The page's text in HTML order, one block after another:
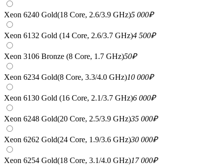
Xeon 6240 Gold(18 Core, 2.6/3.9 GHz)5 000₽
Xeon 6132 Gold (14 Core, 2.6/3.7 GHz)4 500₽
Xeon 3106 Bronze (8 Core, 1.7 GHz)50₽
Xeon 6234 Gold(8 Core, 3.3/4.0 GHz)10 000₽
Xeon 6130 Gold (16 Core, 2.1/3.7 GHz)6 000₽
Xeon 6248 Gold(20 Core, 2.5/3.9 GHz)35 000₽
Xeon 6262 Gold(24 Core, 1.9/3.6 GHz)30 000₽
Xeon 6254 Gold(18 Core, 3.1/4.0 GHz)17 000₽